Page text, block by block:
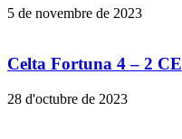
5 de novembre de 2023
Celta Fortuna 4 – 2
28 d'octubre de 2023